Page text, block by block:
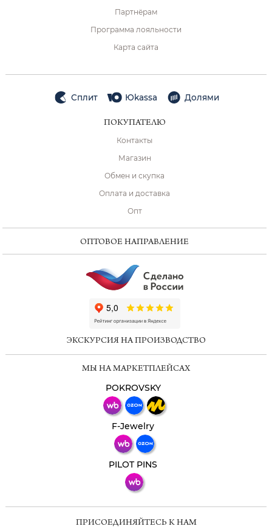
Партнёрам
Программа лояльности
Карта сайта
Сплит Юkassa Долями
ПОКУПАТЕЛЮ
Контакты
Магазин
Обмен и скупка
Оплата и доставка
Опт
ОПТОВОЕ НАПРАВЛЕНИЕ
ЭКСКУРСИЯ НА ПРОИЗВОДСТВО
МЫ НА МАРКЕТПЛЕЙСАХ
POKROVSKY
F-Jewelry
PILOT PINS
ПРИСОЕДИНЯЙТЕСЬ К НАМ